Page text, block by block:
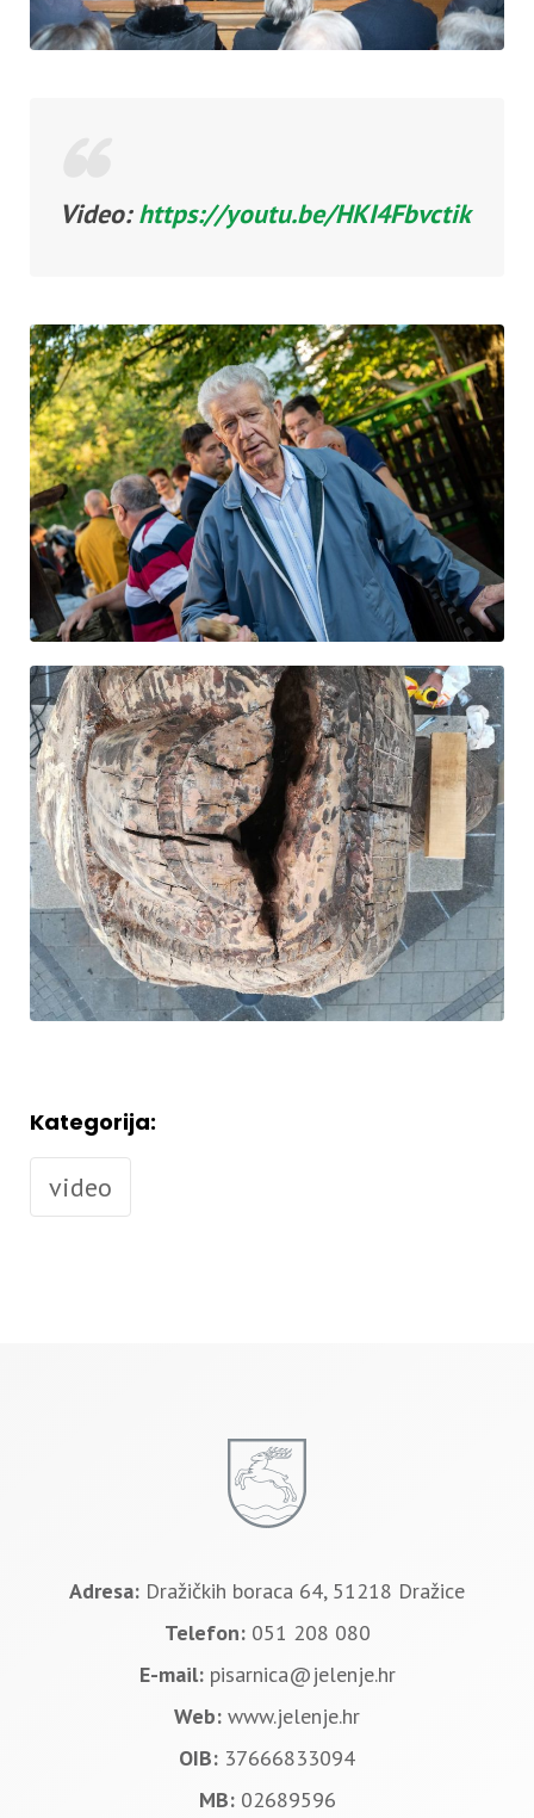
Video:https://youtu.be/HKI4Fbvctik
Kategorija:
video
Adresa: Dražičkih boraca 64, 51218 Dražice
Telefon: 051 208 080
E-mail: pisarnica@jelenje.hr
Web: www.jelenje.hr
OIB: 37666833094
MB: 02689596